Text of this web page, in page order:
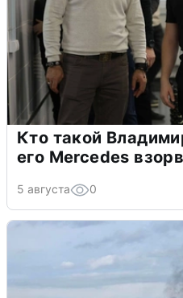
Кто такой
его Mercedes
5 августа 0